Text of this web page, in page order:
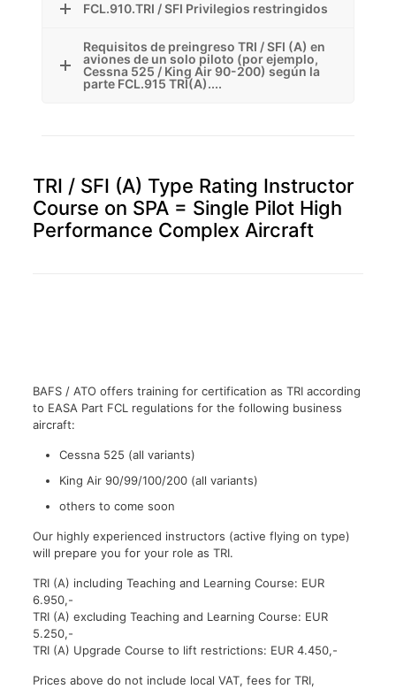
FCL.910.TRI / SFI Privilegios restringidos
Requisitos de preingreso TRI / SFI (A) en
aviones de un solo piloto (por ejemplo,
Cessna 525 / King Air 90-200) según la
parte FCL.915 TRI(A)....
TRI / SFI (A) Type Rating Instructor
Course on SPA = Single Pilot High
Performance Complex Aircraft
BAFS / ATO offers training for certification as TRI according
to EASA Part FCL regulations for the following business
aircraft:
Cessna 525 (all variants)
King Air 90/99/100/200 (all variants)
others to come soon
Our highly experienced instructors (active flying on type)
will prepare you for your role as TRI.
TRI (A) including Teaching and Learning Course: EUR
6.950,-
TRI (A) excluding Teaching and Learning Course: EUR
5.250,-
TRI (A) Upgrade Course to lift restrictions: EUR 4.450,-
Prices above do not include local VAT, fees for TRI,